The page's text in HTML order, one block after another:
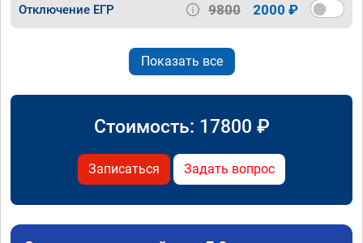
Отключение ЕГР 9800 2000 ₽
Показать все
Стоимость: 17800 ₽
Записаться Задать вопрос